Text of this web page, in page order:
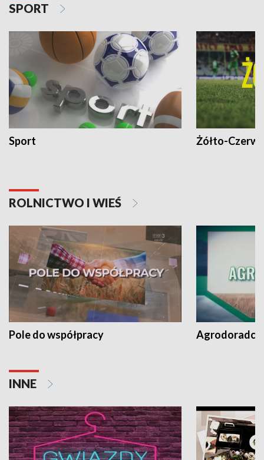
SPORT
Sport Żółto-
ROLNICTWO I WIEŚ
Pole do współpracy Agrodoradcy
INNE